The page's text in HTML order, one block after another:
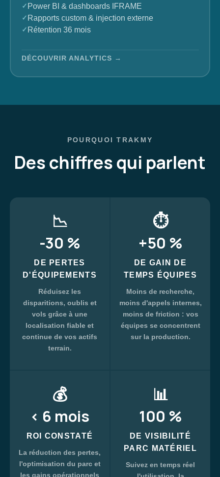
Power BI & dashboards IFRAME
Rapports custom & injection externe
Rétention 36 mois
DÉCOUVRIR ANALYTICS →
POURQUOI TRAKMY
Des chiffres qui parlent
📉
-30 %
DE PERTES
D'ÉQUIPEMENTS
Réduisez les
disparitions, oublis et
vols grâce à une
localisation fiable et
continue de vos actifs
terrain.
⏱️
+50 %
DE GAIN DE
TEMPS ÉQUIPES
Moins de recherche,
moins d'appels internes,
moins de friction : vos
équipes se concentrent
sur la production.
💰
< 6 mois
ROI CONSTATÉ
La réduction des pertes,
l'optimisation du parc et
les gains opérationnels
📊
100 %
DE VISIBILITÉ
PARC MATÉRIEL
Suivez en temps réel